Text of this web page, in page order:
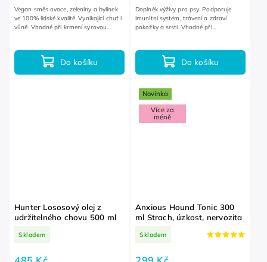
Do košíku
Vegan směs ovoce, zeleniny a bylinek
ve 100% lidské kvalitě. Vynikající chuť i
vůně. Vhodné při krmení syrovou
Do košíku
Doplněk výživy pro psy. Podporuje
imunitní systém, trávení a zdraví
pokožky a srsti. Vhodné při
Hunter Lososový olej z
udržitelného chovu 500 ml
Skladem
Novinka
Více za
méně
Anxious Hound Tonic 300
ml Strach, úzkost, nervozita
Skladem